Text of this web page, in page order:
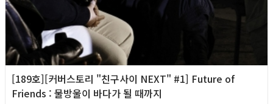
[189호][커버스토리 "친구사이 NEXT" #1] Future of
Friends : 물방울이 바다가 될 때까지